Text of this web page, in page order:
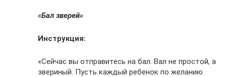
«Бал зверей»
Инструкция:
«Сейчас вы отправитесь на бал. Вал не простой, а
звериный. Пусть каждый ребенок по желанию